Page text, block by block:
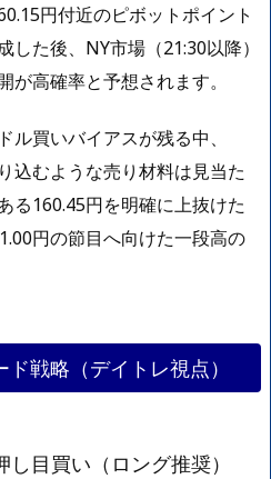
円付近のピボットポイント
した後、NY市場（21:30以降）
高確率と予想されます。
買いバイアスが残る中、
込むような売り材料は見当た
る160.45円を明確に上抜けた
円の節目へ向けた一段高の
戦略（デイトレ視点）
目買い（ロング推奨）